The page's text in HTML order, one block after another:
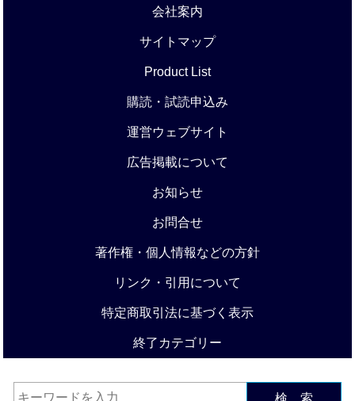
会社案内
サイトマップ
Product List
購読・試読申込み
運営ウェブサイト
広告掲載について
お知らせ
お問合せ
著作権・個人情報などの方針
リンク・引用について
特定商取引法に基づく表示
終了カテゴリー